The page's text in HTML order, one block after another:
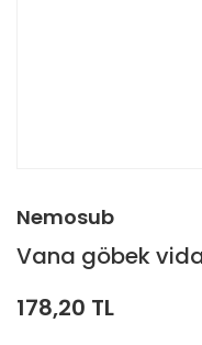
Nemosub
Vana göbek
178,20 TL